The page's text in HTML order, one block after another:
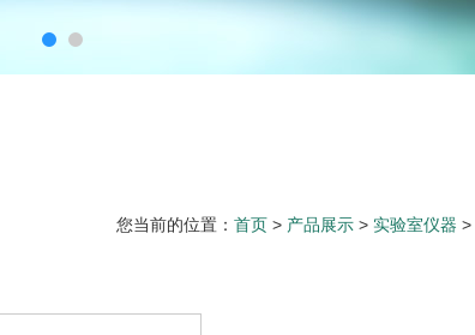
您当前的位置： 首页 > 产品展示 > 实验室仪器 >